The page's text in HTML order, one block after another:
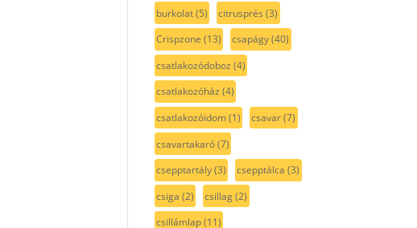
burkolat(5) citrusprés (3)
Crispzone (13) csapágy(40)
csatlakozódoboz (4)
csatlakozóház (4)
csatlakozóidom(1) csavar(7)
csavartakaró(7)
csepptartály(3) csepptálca (3)
csiga (2) csillag(2)
csillámlap(11)